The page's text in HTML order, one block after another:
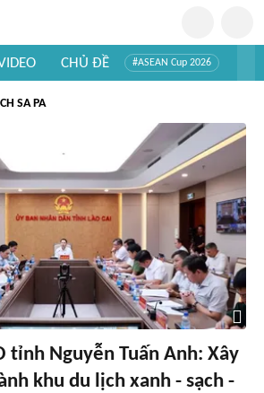
CHỦ ĐỀ #ASEAN Cup 2026
SA PA
tỉnh Nguyễn Tuấn Anh: Xây
khu du lịch xanh - sạch -